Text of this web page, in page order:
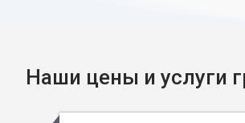
Наши цены и услуги